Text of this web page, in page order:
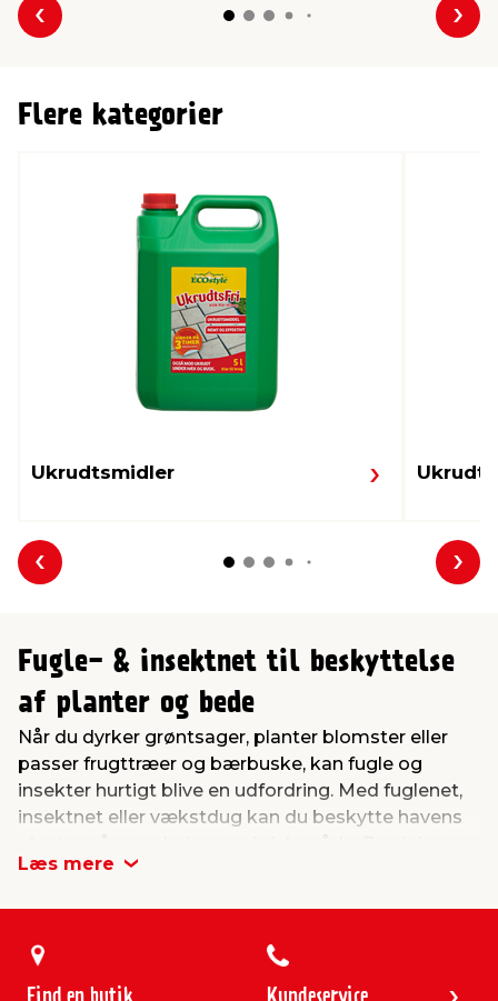
Forrige
Flere kategorier
Ukrudtsmidler
Forrige
Fugle- & insektnet til beskyttelse
af planter og bede
Når du dyrker grøntsager, planter blomster eller
passer frugttræer og bærbuske, kan fugle og
insekter hurtigt blive en udfordring. Med fuglenet,
insektnet eller vækstdug kan du beskytte havens
er nemme at arbejde med og kan bruges i mange
Uanset om du vil beskytte jordbær mod fugle eller
holde insekter væk fra salaten, findes der løsninger,
Læs mere